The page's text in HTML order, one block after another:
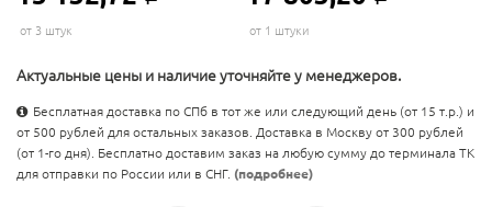
от 3 штук от 1 штуки
Актуальные цены и наличие уточняйте у менеджеров.
Бесплатная доставка по СПб в тот же или следующий день (от 15 т.р.) и
от 500 рублей для остальных заказов. Доставка в Москву от 300 рублей
(от 1-го дня). Бесплатно доставим заказ на любую сумму до терминала ТК
для отправки по России или в СНГ. (подробнее)